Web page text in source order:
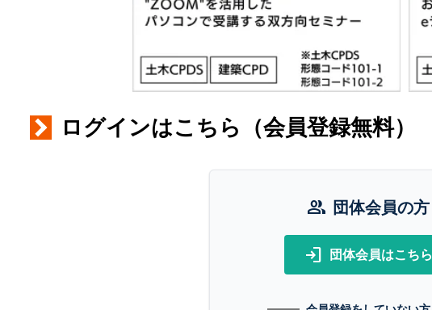
ログインはこちら（会員登録無料）
group 団体会員の方
login 団体会員はこちら